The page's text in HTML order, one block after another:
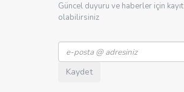
Güncel duyuru ve haberler için kayıt
olabilirsiniz
Kaydet